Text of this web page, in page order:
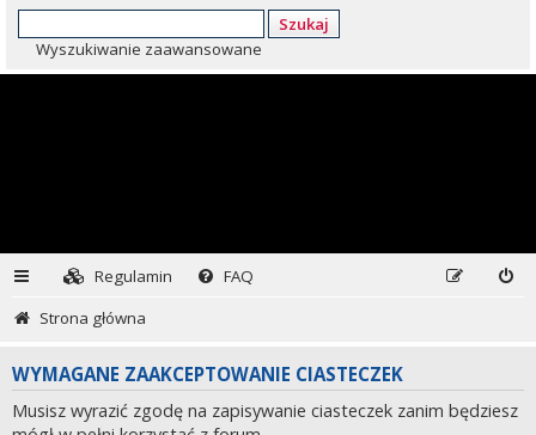
Szukaj
Wyszukiwanie zaawansowane
Regulamin
FAQ
Strona główna
WYMAGANE ZAAKCEPTOWANIE CIASTECZEK
Musisz wyrazić zgodę na zapisywanie ciasteczek zanim będziesz